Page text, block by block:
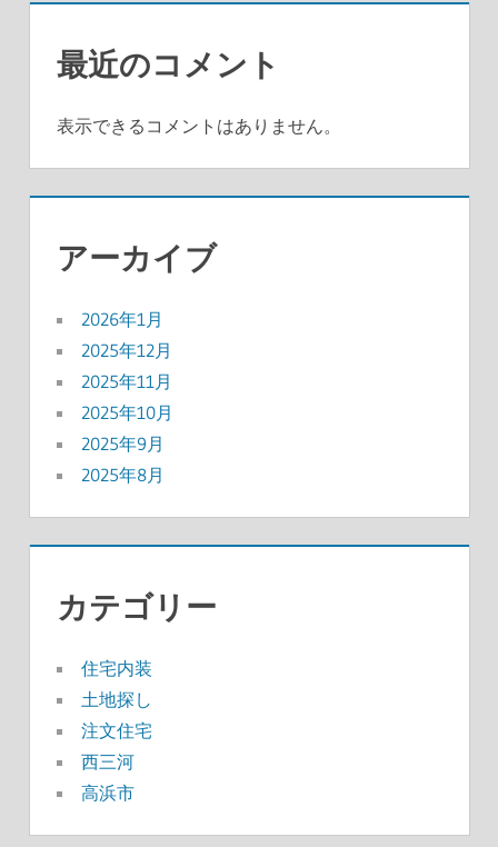
最近のコメント
表示できるコメントはありません。
アーカイブ
2026年1月
2025年12月
2025年11月
2025年10月
2025年9月
2025年8月
カテゴリー
住宅内装
土地探し
注文住宅
西三河
高浜市